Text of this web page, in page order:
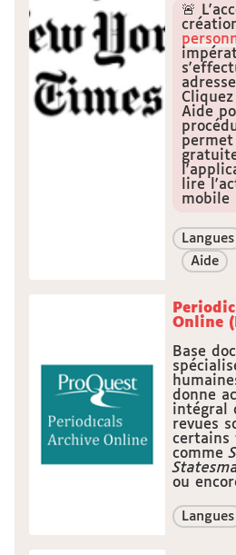
🚨
Aide
lire
mobile
Langues
Aide
Online
Base
donne
intégral
revues
certains
comme
ou
Langues